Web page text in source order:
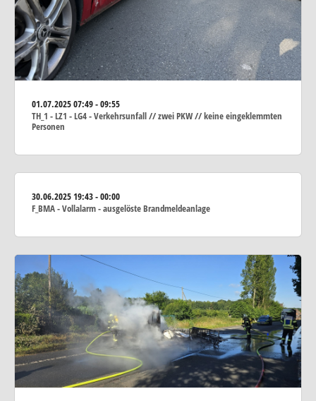
01.07.202507:49 - 09:55
TH_1 - LZ1 - LG4 - Verkehrsunfall // zwei PKW // keine eingeklemmten
Personen
30.06.202519:43 - 00:00
F_BMA - Vollalarm - ausgelöste Brandmeldeanlage